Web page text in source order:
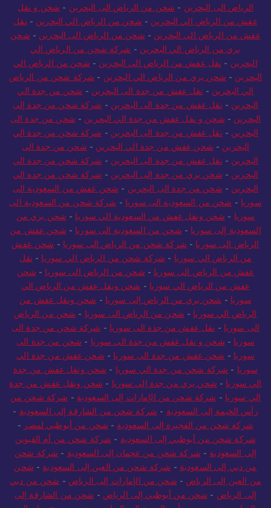
الرياض الى البحرين - شحن من الرياض الى البحرين - شحن و نقل
عفش من الرياض الي البحرين - شحن من الرياض الي البحرين - نقل
عفش من الرياض الى البحرين - شحن من الرياض الى البحرين - شحن
بري من الرياض الي البحرين - شركة شحن من الرياض الي
البحرين - نقل عفش من الرياض الى البحرين - شحن من الرياض الي
البحرين - شحن بري من الرياض الي البحرين - شركة شحن من الرياض
الي البحرين - نقل عفش من جدة الى البحرين - شحن من جدة الي
البحرين - نقل عفش من جدة الى البحرين - شركة شحن من جدة إلى
البحرين - شحن و نقل عفش من جدة الي البحرين - شحن من جدة الى
البحرين - نقل عفش من جدة الى البحرين - شركة شحن من جدة الي
البحرين - شحن عفش من جدة الي البحرين - شحن من جدة الى
البحرين - نقل عفش من جدة الى البحرين - شركة شحن من جدة الي
البحرين - شحن بري من جدة إلى البحرين - شركة شحن من جدة الي
البحرين - شحن من جدة الى البحرين - شحن عفش من السعودية الى
سوريا - شحن من السعودية الى سوريا - شركة شحن من السعودية الى
سوريا - شحن ونقل عفش من السعودية الي سوريا - شحن بري من
السعودية إلى سوريا - شحن من السعودية الى سوريا - شحن عفش من
الرياض الى سوريا - شركة شحن من الرياض الى سوريا - شحن عفش
من الرياض الي سوريا - شركة شحن من الرياض الي سوريا - نقل
عفش من الرياض الى سوريا - شحن من الرياض الى سوريا - شحن
عفش من الرياض الي سوريا - شحن ونقل عفش من الرياض الي
سوريا - شحن بري من الرياض إلى سوريا - شحن ونقل عفش من
الرياض الي سوريا - شحن من الرياض الى سوريا - شحن من الرياض
الى سوريا - نقل عفش من جدة الى سوريا - شركة شحن من جدة الى
سوريا - شحن و نقل عفش من جدة الى سوريا - شحن من جدة الى
سوريا - شحن عفش من جدة الى سوريا - شحن عفش من جدة الي
سوريا - شركة شحن من جدة الي سوريا - شحن ونقل عفش من جدة
الي سوريا - شحن بري من جدة إلى سوريا - شحن ونقل عفش من جدة
الي سوريا - شركة شحن من الإمارات إلى السعودية - شركة شحن من
رأس الخيمة إلى السعودية - شركة شحن من الشارقة إلى السعودية -
شركة شحن من الفجيرة إلى السعودية - شحن من أبوظبي لمصر -
شركة شحن من أبوظبي إلى السعودية - شركة شحن من أم القيوين
إلى السعودية - شركة شحن من عجمان إلى السعودية - شركة شحن
من دبي إلى السعودية - شركة شحن من العين إلى السعودية - شحن
من العين إلى الرياض - شحن من الإمارات إلى الرياض - شحن من دبي
إلى الرياض - شحن من أبوظبي إلى الرياض - شحن من الشارقة إلى